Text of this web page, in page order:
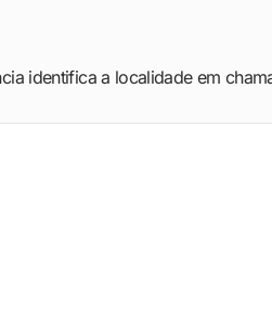
identifica a localidade em